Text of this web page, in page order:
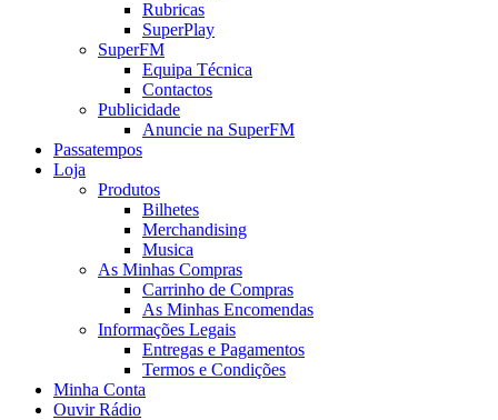
Rubricas
SuperPlay
SuperFM
Equipa Técnica
Contactos
Publicidade
Anuncie na SuperFM
Passatempos
Loja
Produtos
Bilhetes
Merchandising
Musica
As Minhas Compras
Carrinho de Compras
As Minhas Encomendas
Informações Legais
Entregas e Pagamentos
Termos e Condições
Minha Conta
Ouvir Rádio